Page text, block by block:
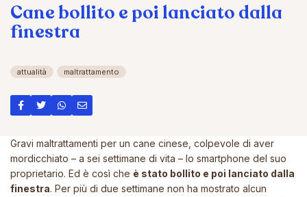
Cane bollito e poi lanciato dalla
finestra
attualità maltrattamento
Gravi maltrattamenti per un cane cinese, colpevole di aver
mordicchiato – a sei settimane di vita – lo smartphone del suo
proprietario. Ed è così che è stato bollito e poi lanciato dalla
finestra. Per più di due settimane non ha mostrato alcun